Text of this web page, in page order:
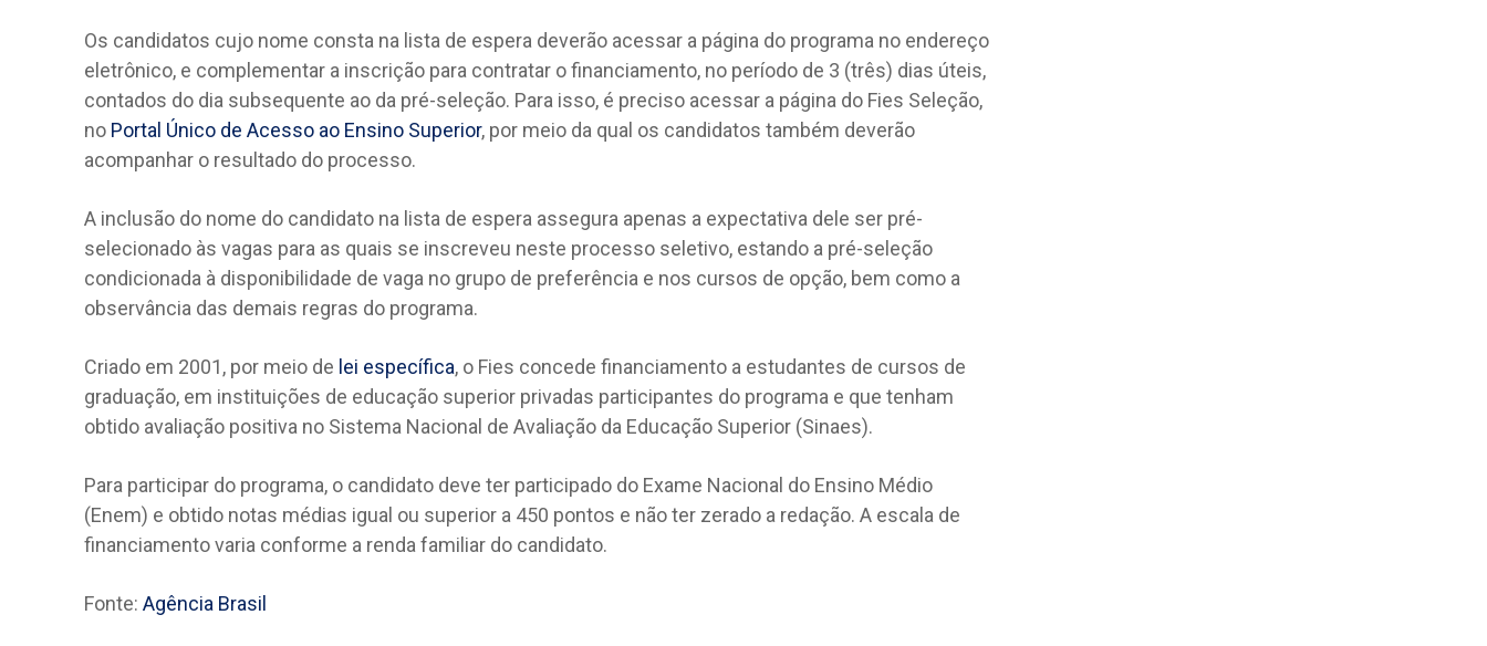
Os candidatos cujo nome consta na lista de espera deverão acessar a página do programa no endereço
eletrônico, e complementar a inscrição para contratar o financiamento, no período de 3 (três) dias úteis,
contados do dia subsequente ao da pré-seleção. Para isso, é preciso acessar a página do Fies Seleção,
no Portal Único de Acesso ao Ensino Superior, por meio da qual os candidatos também deverão
acompanhar o resultado do processo.
A inclusão do nome do candidato na lista de espera assegura apenas a expectativa dele ser pré-
selecionado às vagas para as quais se inscreveu neste processo seletivo, estando a pré-seleção
condicionada à disponibilidade de vaga no grupo de preferência e nos cursos de opção, bem como a
observância das demais regras do programa.
Criado em 2001, por meio de lei específica, o Fies concede financiamento a estudantes de cursos de
graduação, em instituições de educação superior privadas participantes do programa e que tenham
obtido avaliação positiva no Sistema Nacional de Avaliação da Educação Superior (Sinaes).
Para participar do programa, o candidato deve ter participado do Exame Nacional do Ensino Médio
(Enem) e obtido notas médias igual ou superior a 450 pontos e não ter zerado a redação. A escala de
financiamento varia conforme a renda familiar do candidato.
Fonte: Agência Brasil